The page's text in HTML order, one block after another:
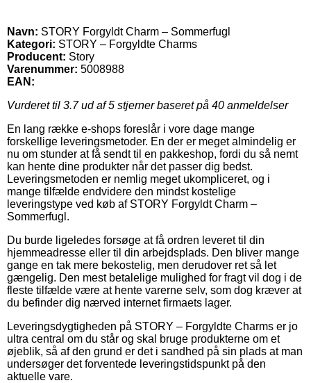
Navn: STORY Forgyldt Charm – Sommerfugl
Kategori: STORY – Forgyldte Charms
Producent: Story
Varenummer: 5008988
EAN:
Vurderet til 3.7ud af 5 stjerner baseret på 40 anmeldelser
En lang række e-shops foreslår i vore dage mange
forskellige leveringsmetoder. En der er meget almindelig er
nu om stunder at få sendt til en pakkeshop, fordi du så nemt
kan hente dine produkter når det passer dig bedst.
Leveringsmetoden er nemlig meget ukompliceret, og i
mange tilfælde endvidere den mindst kostelige
leveringstype ved køb af STORY Forgyldt Charm –
Sommerfugl.
Du burde ligeledes forsøge at få ordren leveret til din
hjemmeadresse eller til din arbejdsplads. Den bliver mange
gange en tak mere bekostelig, men derudover ret så let
gængelig. Den mest betalelige mulighed for fragt vil dog i de
fleste tilfælde være at hente varerne selv, som dog kræver at
du befinder dig nærved internet firmaets lager.
Leveringsdygtigheden på STORY – Forgyldte Charms er jo
ultra central om du står og skal bruge produkterne om et
øjeblik, så af den grund er det i sandhed på sin plads at man
undersøger det forventede leveringstidspunkt på den
aktuelle vare.